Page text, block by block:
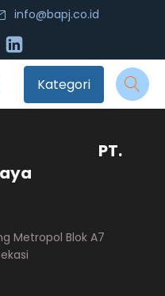
info@bapj.co.id
Kategori
Metropol Blok A7